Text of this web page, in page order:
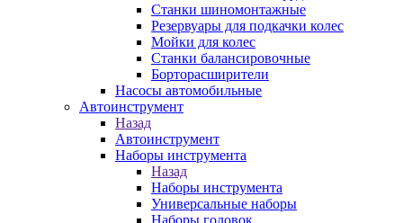
Станки шиномонтажные
Резервуары для подкачки колес
Мойки для колес
Станки балансировочные
Борторасширители
Насосы автомобильные
Автоинструмент
Назад
Автоинструмент
Наборы инструмента
Назад
Наборы инструмента
Универсальные наборы
Наборы головок